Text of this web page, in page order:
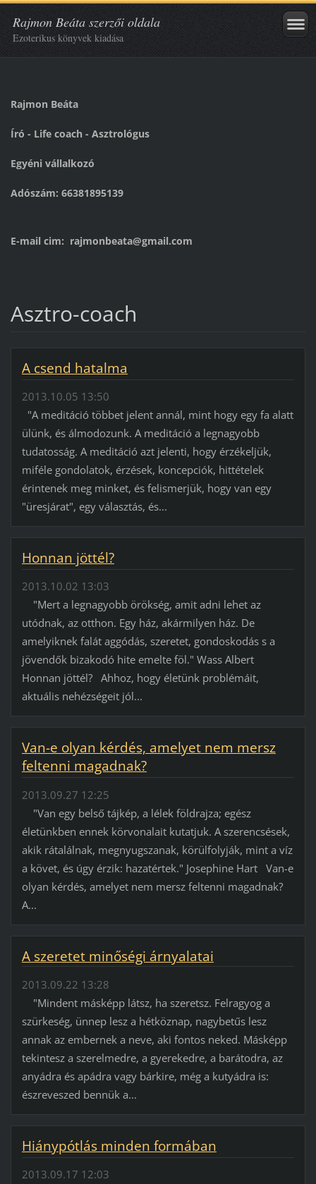
Rajmon Beáta szerzői oldala
Ezoterikus könyvek kiadása
Rajmon Beáta
Író - Life coach - Asztrológus
Egyéni vállalkozó
Adószám: 66381895139
E-mail cim: rajmonbeata@gmail.com
Asztro-coach
A csend hatalma
2013.10.05 13:50
"A meditáció többet jelent annál, mint hogy egy fa alatt
ülünk, és álmodozunk. A meditáció a legnagyobb
tudatosság. A meditáció azt jelenti, hogy érzékeljük,
miféle gondolatok, érzések, koncepciók, hittételek
érintenek meg minket, és felismerjük, hogy van egy
"üresjárat", egy választás, és...
Honnan jöttél?
2013.10.02 13:03
"Mert a legnagyobb örökség, amit adni lehet az
utódnak, az otthon. Egy ház, akármilyen ház. De
amelyiknek falát aggódás, szeretet, gondoskodás s a
jövendők bizakodó hite emelte föl." Wass Albert
Honnan jöttél? Ahhoz, hogy életünk problémáit,
aktuális nehézségeit jól...
Van-e olyan kérdés, amelyet nem mersz
feltenni magadnak?
2013.09.27 12:25
"Van egy belső tájkép, a lélek földrajza; egész
életünkben ennek körvonalait kutatjuk. A szerencsések,
akik rátalálnak, megnyugszanak, körülfolyják, mint a víz
a követ, és úgy érzik: hazatértek." Josephine Hart Van-e
olyan kérdés, amelyet nem mersz feltenni magadnak?
A...
A szeretet minőségi árnyalatai
2013.09.22 13:28
"Mindent másképp látsz, ha szeretsz. Felragyog a
szürkeség, ünnep lesz a hétköznap, nagybetűs lesz
annak az embernek a neve, aki fontos neked. Másképp
tekintesz a szerelmedre, a gyerekedre, a barátodra, az
anyádra és apádra vagy bárkire, még a kutyádra is:
észreveszed bennük a...
Hiánypótlás minden formában
2013.09.17 12:03